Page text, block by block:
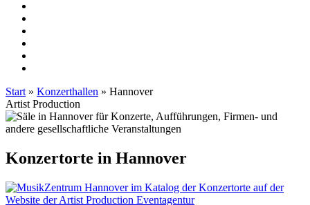
Start » Konzerthallen » Hannover
Artist Production
Konzertorte in Hannover